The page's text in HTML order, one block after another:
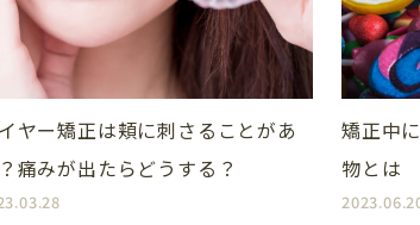
TREATMENT CONTENTS
診療一覧
矯正歯科
インプラント
ホワイト
着色除去
保険診療
ヤー矯正は頬に刺さることがあ
痛みが出たらどうする？
矯正中
物とは